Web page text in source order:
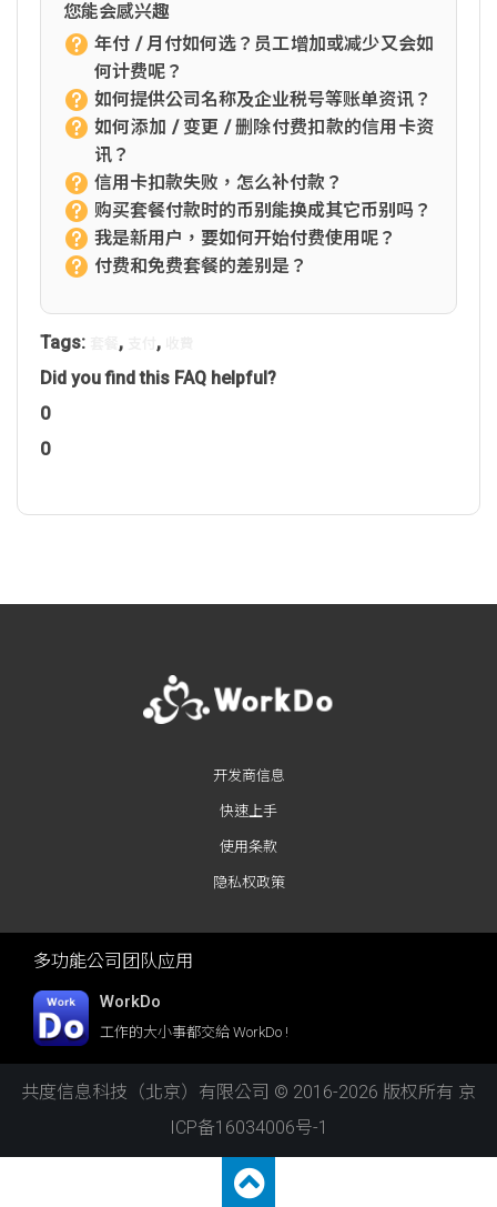
您能会感兴趣
年付 / 月付如何选？员工增加或减少又会如
何计费呢？
如何提供公司名称及企业税号等账单资讯？
如何添加 / 变更 / 删除付费扣款的信用卡资
讯？
信用卡扣款失败，怎么补付款？
购买套餐付款时的币别能换成其它币别吗？
我是新用户，要如何开始付费使用呢？
付费和免费套餐的差别是？
Tags: , ,
Did you find this FAQ helpful?
0
0
开发商信息
快速上手
使用条款
隐私权政策
多功能公司团队应用
WorkDo
工作的大小事都交給 WorkDo !
共度信息科技（北京）有限公司 © 2016-2026 版权所有 京
ICP备16034006号-1